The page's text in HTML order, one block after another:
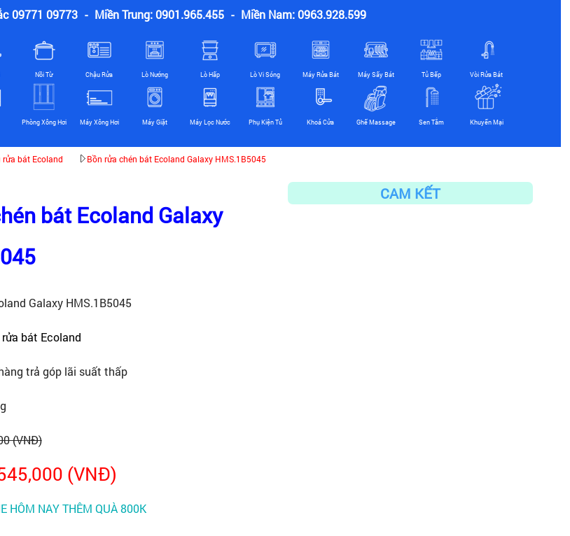
09771 09773 - Miền Trung: 0901.965.455 - Miền Nam: 0963.928.599
Nồi Từ Chậu Rửa Lò Nướng Lò Hấp Lò Vi Sóng Máy Rửa Bát Máy Sấy Bát Tủ Bếp Vòi Rửa Bát
Phòng Xông Hơi Máy Xông Hơi Máy Giặt Máy Lọc Nước Phụ Kiện Tủ Khoá Cửa Ghế Massage Sen Tắm Khuyến Mại
rửa bát Ecoland Bồn rửa chén bát Ecoland Galaxy HMS.1B5045
bát Ecoland Galaxy
Galaxy HMS.1B5045
rửa bát Ecoland
trả góp lãi suất thấp
(VNĐ)
(VNĐ)
HÔM NAY THÊM QUÀ 800K
CAM KẾT